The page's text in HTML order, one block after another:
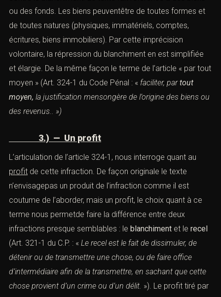
actions financières. Nous pouvons en déduire ici la
volonté du législateurd’étendre autant que possible les
poursuites contre le blanchiment. Le texte fait référence
à des biens ou des fonds. Les biens peuventêtre de
toutes formes et de toutes natures (physiques,
immatériels, comptes, écritures, biens immobiliers). Par
cette imprécision volontaire, la répression du
blanchiment en est simplifiée et élargie. De la même
du Code Pénal : «faciliter, par
mensongère de l’origine des biens ou des revenus.. »)
3.) — Un profit
L’articulation de l’article 324-1, nous interroge quant au
profitde cette infraction. De façon originale le texte
n’envisagepas un produit de l’infraction comme il est
coutume de l’aborder, mais un profit, le choix quant à ce
terme nous permetde faire la différence entre deux
infractions presque semblables : leblanchimentet le
recel(Art.321-1du C.P. : «Le recel est le fait de